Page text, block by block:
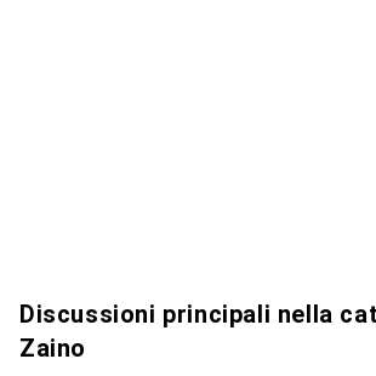
Discussioni principali nella
Zaino